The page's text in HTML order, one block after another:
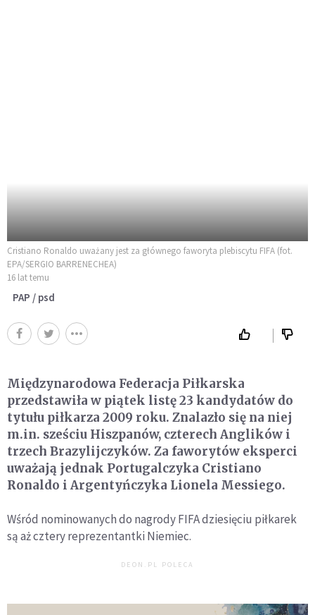
Cristiano Ronaldo uważany jest za głównego faworyta plebiscytu FIFA (fot.
EPA/SERGIO BARRENECHEA)
16 lat temu
PAP / psd
Międzynarodowa Federacja Piłkarska
przedstawiła w piątek listę 23 kandydatów do
tytułu piłkarza 2009 roku. Znalazło się na niej
m.in. sześciu Hiszpanów, czterech Anglików i
trzech Brazylijczyków. Za faworytów eksperci
uważają jednak Portugalczyka Cristiano
Ronaldo i Argentyńczyka Lionela Messiego.
Wśród nominowanych do nagrody FIFA dziesięciu piłkarek
są aż cztery reprezentantki Niemiec.
DEON.PL POLECA